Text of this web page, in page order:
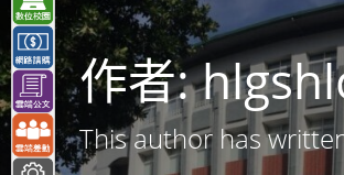
容
作者:
This author has